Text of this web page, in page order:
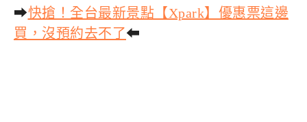
➡快搶！全台最新景點【Xpark】優惠票這邊
買，沒預約去不了⬅